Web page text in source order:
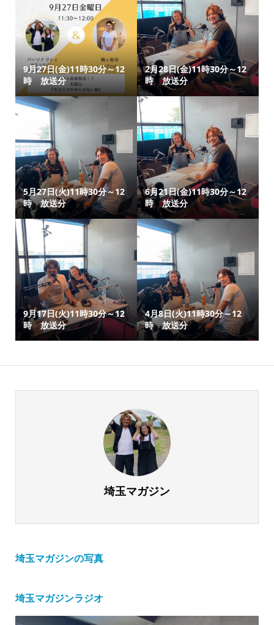
9月27日(金)11時30分～12
時 放送分
2月28日(金)11時30分～12
時 放送分
5月27日(火)11時30分～12
時 放送分
6月21日(金)11時30分～12
時 放送分
9月17日(火)11時30分～12
時 放送分
4月8日(火)11時30分～12
時 放送分
埼玉マガジン
埼玉マガジンの写真
埼玉マガジンラジオ